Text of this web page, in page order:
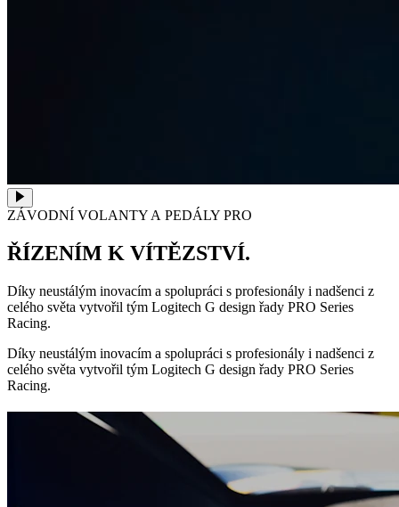
ZÁVODNÍ VOLANTY A PEDÁLY PRO
ŘÍZENÍM K VÍTĚZSTVÍ.
Díky neustálým inovacím a spolupráci s profesionály i nadšenci z
celého světa vytvořil tým Logitech G design řady PRO Series
Racing.
Díky neustálým inovacím a spolupráci s profesionály i nadšenci z
celého světa vytvořil tým Logitech G design řady PRO Series
Racing.